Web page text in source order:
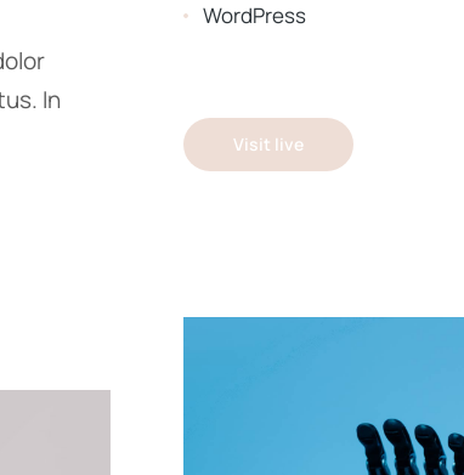
In
WordPress
Visit live